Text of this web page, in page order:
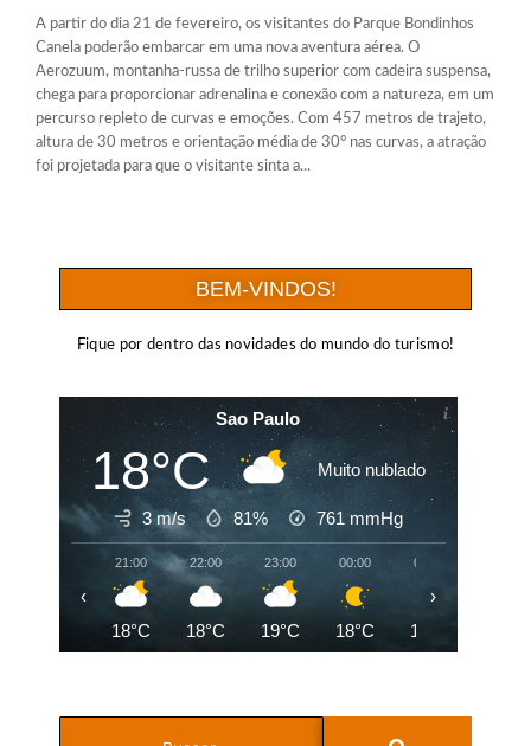
A partir do dia 21 de fevereiro, os visitantes do Parque Bondinhos
Canela poderão embarcar em uma nova aventura aérea. O
Aerozuum, montanha-russa de trilho superior com cadeira suspensa,
chega para proporcionar adrenalina e conexão com a natureza, em um
percurso repleto de curvas e emoções. Com 457 metros de trajeto,
altura de 30 metros e orientação média de 30° nas curvas, a atração
foi projetada para que o visitante sinta a...
BEM-VINDOS!
Fique por dentro das novidades do mundo do turismo!
Sao Paulo
18°C Muito nublado
3 m/s 81% 761mmHg
21:00
18°C
22:00
18°C
23:00
19°C
00:00
18°C
01:00
18°C
‹ ›